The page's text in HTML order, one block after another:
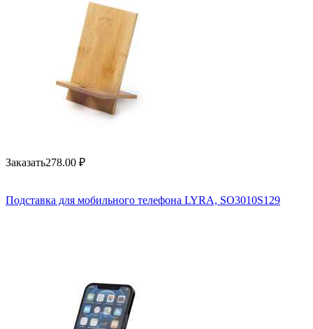
Заказать278.00 ₽
Подставка для мобильного телефона LYRA, SO3010S129